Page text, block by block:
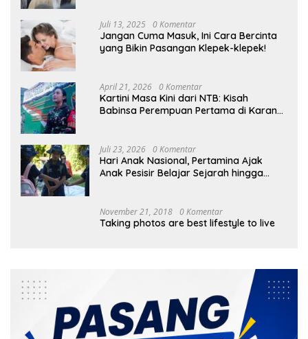
Juli 13, 2025 0 Komentar
Jangan Cuma Masuk, Ini Cara Bercinta
yang Bikin Pasangan Klepek-klepek!
April 21, 2026 0 Komentar
Kartini Masa Kini dari NTB: Kisah
Babinsa Perempuan Pertama di Karang
Juli 23, 2026 0 Komentar
Hari Anak Nasional, Pertamina Ajak
Anak Pesisir Belajar Sejarah hingga
November 21, 2018 0 Komentar
Taking photos are best lifestyle to live